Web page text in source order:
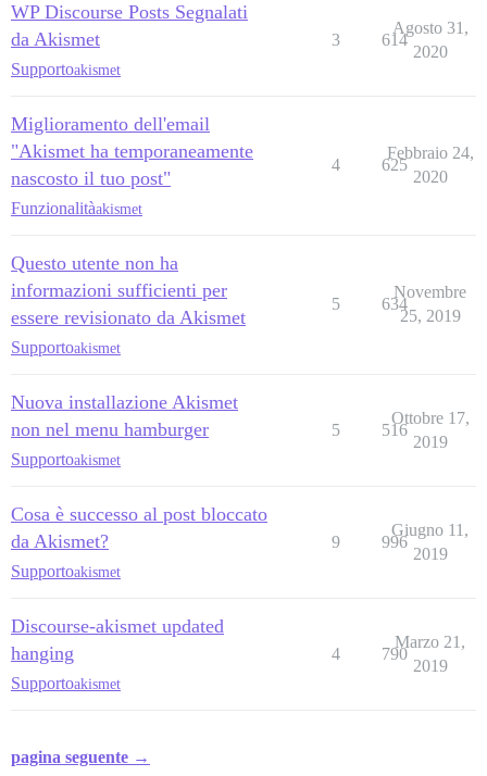
WP Discourse Posts Segnalati
da Akismet
Supportoakismet
3 614
Agosto 31,
2020
Miglioramento dell'email
"Akismet ha temporaneamente
nascosto il tuo post"
Funzionalitàakismet
4 625
Febbraio 24,
2020
Questo utente non ha
informazioni sufficienti per
essere revisionato da Akismet
Supportoakismet
5 634
Novembre
25, 2019
Nuova installazione Akismet
non nel menu hamburger
Supportoakismet
5 516
Ottobre 17,
2019
Cosa è successo al post bloccato
da Akismet?
Supportoakismet
9 996
Giugno 11,
2019
Discourse-akismet updated
hanging
Supportoakismet
4 790
Marzo 21,
2019
pagina seguente →